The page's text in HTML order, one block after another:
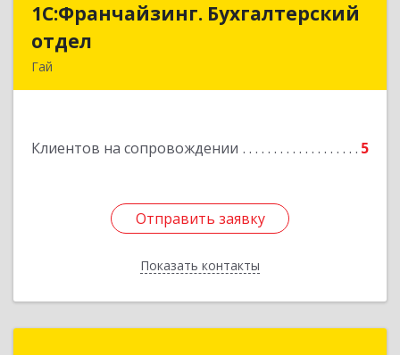
1С:Франчайзинг. Бухгалтерский
отдел
Гай
Клиентов на сопровождении 5
Отправить заявку
Показать контакты
1С:Франчайзинг. Бухгалтерский
Подробнее
Отправить заявку
Назад